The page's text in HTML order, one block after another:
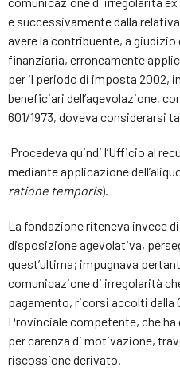
e successivamente dalla
avere la contribuente, a giudizio
finanziaria, erroneamente
per il periodo di imposta 2002,
beneficiari dell’agevolazione,
601/1973, doveva considerarsi
Procedeva quindi l’Ufficio al
mediante applicazione
ratione temporis).
La fondazione riteneva invece
disposizione agevolativa,
quest’ultima; impugnava
comunicazione di irregolarità
pagamento, ricorsi accolti dalla
Provinciale competente, che ha
per carenza di motivazione,
riscossione derivato.